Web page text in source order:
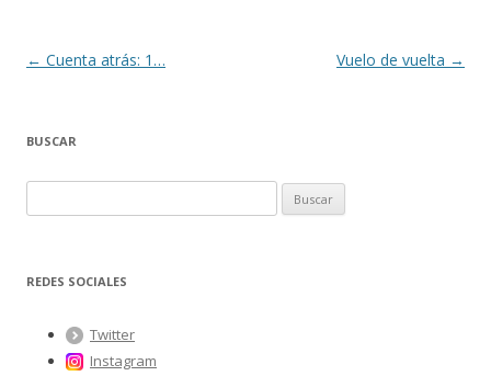
Navegación
← Cuenta atrás: 1… Vuelo de vuelta →
BUSCAR
u
c
REDES SOCIALES
Twitter
Instagram